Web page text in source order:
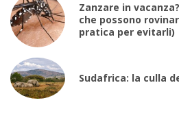
Zanzare in
che possono
pratica per evitarli)
Sudafrica: la culla